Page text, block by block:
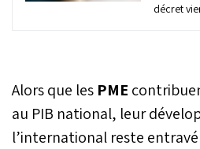
décret
(TPME)
soient en
création
Alors que les PME
au PIB national, leur
l’international reste